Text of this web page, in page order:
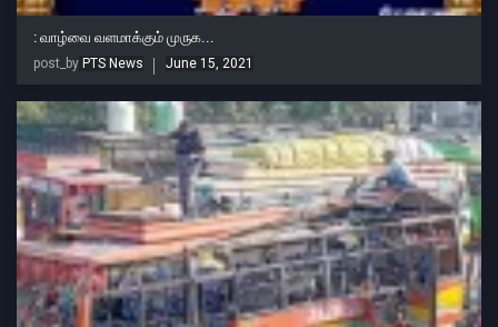
: வாழ்வை வளமாக்கும் முருக...
post_by PTS News June 15, 2021